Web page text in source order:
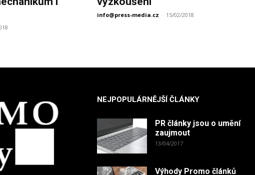
info@press-media.cz - 15/02/2018
NEJPOPULÁRNĚJŠÍ ČLÁNKY
PR články jsou o umění
zaujmout
13/04/2017
Výhody Promo článků